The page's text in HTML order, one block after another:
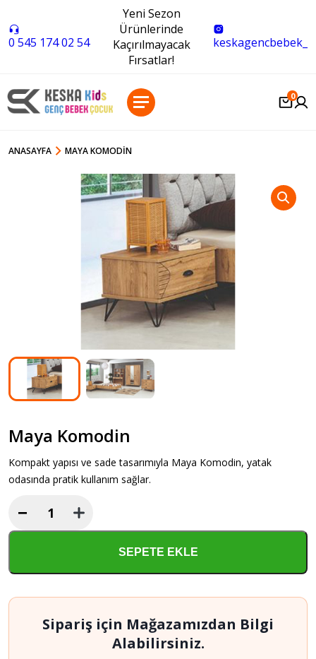
0 545 174 02 54
Yeni Sezon
Ürünlerinde
Kaçırılmayacak
Fırsatlar!
keskagencbebek_
0
ANASAYFA MAYA KOMODIN
Maya Komodin
Kompakt yapısı ve sade tasarımıyla Maya Komodin, yatak
odasında pratik kullanım sağlar.
Maya
Komodin
−
SEPETE EKLE
Sipariş için Mağazamızdan Bilgi
Alabilirsiniz.